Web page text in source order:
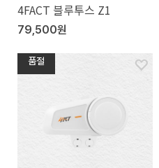
4FACT 블루투스 Z1
79,500원
품절